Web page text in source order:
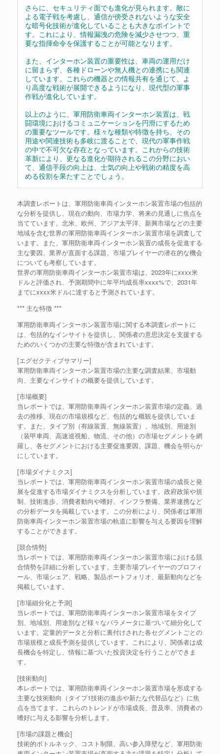
さらに、セキュリティ面でも進化が見られます。敵に
よる電子戦を考慮し、通信が傍受されないような安全
な暗号化技術が進化していることも大きなポイントで
す。これにより、情報漏洩の危険を減少させつつ、重
要な指揮命令を保護することが可能となります。
また、インターホン装置の重要性は、車両の運用だけ
に留まらず、各種ドローンや無人機との連携にも関連
しています。これらの機器との情報共有を通じて、よ
り高度な戦術が展開できるようになり、現代型の軍事
作戦が進化しています。
以上のように、軍用防衛車両インターホン装置は、戦
闘環境におけるコミュニケーションを円滑にするため
の重要なツールです。様々な種類や特徴を持ち、その
用途や関連技術も多岐に渡ることで、現代の軍事作戦
の中で不可欠な存在となっています。これからの技術
革新により、更なる進化が期待されるこの分野におい
て、通信手段の向上は、士気の向上や戦術の精度を高
める役割を果たすことでしょう。
本調査レポートは、軍用防衛車両インターホン装置市場の包括的
な分析を提供し、現在の動向、市場力学、将来の見通しに焦点を
当てています。北米、欧州、アジア太平洋、新興市場などの主要
地域を含む世界の軍用防衛車両インターホン装置市場を調査して
います。また、軍用防衛車両インターホン装置の成長を促進する
主な要因、業界が直面する課題、市場プレイヤーの潜在的な機会
についても考察しています。
世界の軍用防衛車両インターホン装置市場は、2023年にxxxx米
ドルと評価され、予測期間中に年平均成長率xxxx%で、2031年
までにxxxx米ドルに達すると予測されています。
*** 主な特徴 ***
軍用防衛車両インターホン装置市場に関する本調査レポートに
は、包括的なインサイトを提供し、関係者の意思決定を支援する
ためのいくつかの主要な特徴が含まれています。
[エグゼクティブサマリー]
軍用防衛車両インターホン装置市場の主要な調査結果、市場動
向、主要なインサイトの概要を提供しています。
[市場概要]
当レポートでは、軍用防衛車両インターホン装置市場の定義、過
去の推移、現在の市場規模など、包括的な概観を提供していま
す。また、タイプ別（有線装置、無線装置）、地域別、用途別
（装甲車両、高速巡視船、物流、その他）の市場セグメントを網
羅し、各セグメントにおける主要促進要因、課題、機会を明らか
にしています。
[市場ダイナミクス]
当レポートでは、軍用防衛車両インターホン装置市場の成長と発
展を促進する市場ダイナミクスを分析しています。政府政策や規
制、技術進歩、消費者動向や嗜好、インフラ整備、業界連携など
の分析データを掲載しています。この分析により、関係者は軍用
防衛車両インターホン装置市場の軌道に影響を与える要因を理解
することができます。
[競合情勢]
当レポートでは、軍用防衛車両インターホン装置市場における競
合情勢を詳細に分析しています。主要市場プレイヤーのプロフィ
ール、市場シェア、戦略、製品ポートフォリオ、最新動向などを
掲載しています。
[市場細分化と予測]
当レポートでは、軍用防衛車両インターホン装置市場をタイプ
別、地域別、用途別など様々なパラメータに基づいて細分化して
います。定量的データと分析に裏付けされた各セグメントごとの
市場規模と成長予測を提供しています。これにより、関係者は成
長機会を特定し、情報に基づいた投資決定を行うことができま
す。
[技術動向]
本レポートでは、軍用防衛車両インターホン装置市場を形成する
主要な技術動向（タイプ1技術の進歩や新たな代替品など）に焦
点を当てます。これらのトレンドが市場成長、普及率、消費者の
嗜好に与える影響を分析します。
[市場の課題と機会]
技術的ボトルネック、コスト制限、高い参入障壁など、軍用防衛